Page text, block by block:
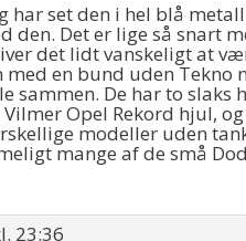
har set den i hel blå
den. Det er lige så snart
det lidt vanskeligt at
med en bund uden Tekno
sammen. De har to slaks
Opel Rekord hjul,
modeller uden
mange af de små
23:36